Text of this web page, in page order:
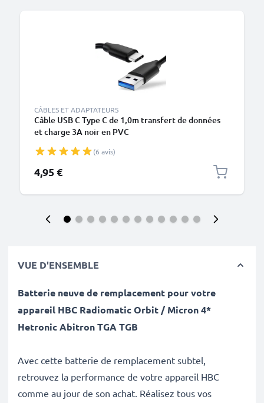
CÂBLES ET ADAPTATEURS
Câble USB C Type C de 1,0m transfert de données
et charge 3A noir en PVC
(6 avis)
4,95 €
VUE D'ENSEMBLE
Batterie neuve de remplacement pour votre
appareil HBC Radiomatic Orbit / Micron 4*
Hetronic Abitron TGA TGB
Avec cette batterie de remplacement subtel,
retrouvez la performance de votre appareil HBC
comme au jour de son achat. Réalisez tous vos